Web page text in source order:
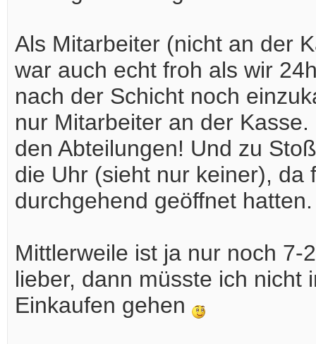
Als Mitarbeiter (nicht an der
war auch echt froh als wir
nach der Schicht noch
nur Mitarbeiter an der
den Abteilungen! Und zu
die Uhr (sieht nur keiner), da
durchgehend geöffnet hatten.
Mittlerweile ist ja nur noch 7-
lieber, dann müsste ich nicht
Einkaufen gehen